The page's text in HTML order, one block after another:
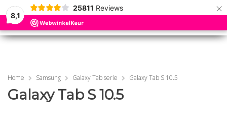
8,1
25811 Reviews ×
MENU
MENU
Home Samsung Galaxy Tab serie Galaxy Tab S 10.5
Galaxy Tab S 10.5